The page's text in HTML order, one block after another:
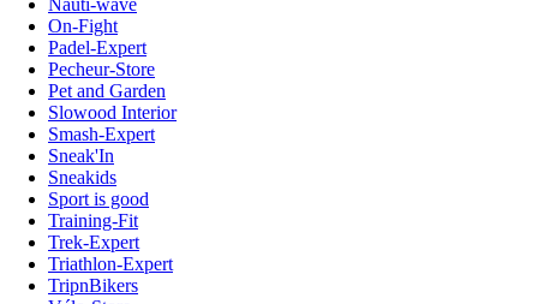
On-Fight
Padel-Expert
Pecheur-Store
Pet and Garden
Slowood Interior
Smash-Expert
Sneak'In
Sneakids
Sport is good
Training-Fit
Trek-Expert
Triathlon-Expert
TripnBikers